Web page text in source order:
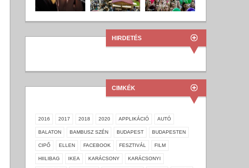
HIRDETÉS
CIMKÉK
2016 2017 2018 2020 APPLIKÁCIÓ AUTÓ
BALATON BAMBUSZ SZÉN BUDAPEST BUDAPESTEN
CIPŐ ELLEN FACEBOOK FESZTIVÁL FILM
HIILIBAG IKEA KARÁCSONY KARÁCSONYI